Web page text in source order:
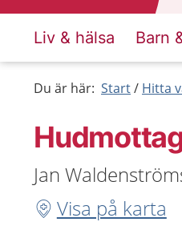
Liv & hälsa Barn
Du är här: Start Hitta
Jan
Visa på karta